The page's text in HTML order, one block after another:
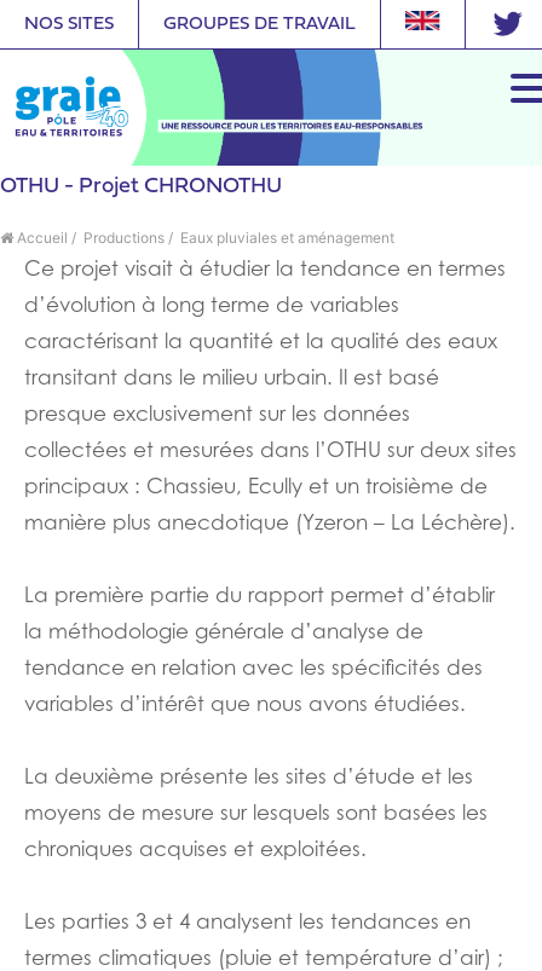
NOS SITES GROUPES DE TRAVAIL
OTHU - Projet CHRONOTHU
Accueil / Productions / Eaux pluviales et aménagement
Ce projet visait à étudier la tendance en termes
d’évolution à long terme de variables
caractérisant la quantité et la qualité des eaux
transitant dans le milieu urbain. Il est basé
presque exclusivement sur les données
collectées et mesurées dans l’OTHU sur deux sites
principaux : Chassieu, Ecully et un troisième de
manière plus anecdotique (Yzeron – La Léchère).
La première partie du rapport permet d’établir
la méthodologie générale d’analyse de
tendance en relation avec les spécificités des
variables d’intérêt que nous avons étudiées.
La deuxième présente les sites d’étude et les
moyens de mesure sur lesquels sont basées les
chroniques acquises et exploitées.
Les parties 3 et 4 analysent les tendances en
termes climatiques (pluie et température d’air) ;